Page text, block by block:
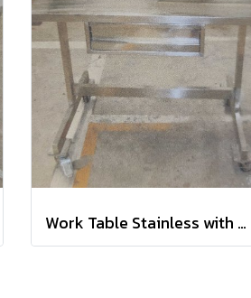
Work Table Stainless with Drawers